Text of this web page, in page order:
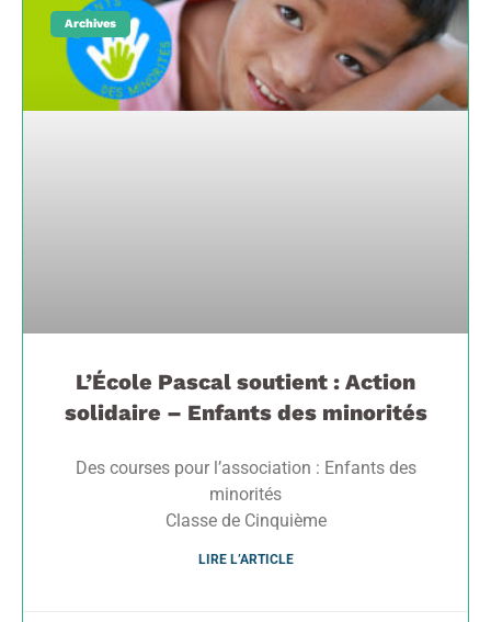
Archives
L’École Pascal soutient : Action
solidaire – Enfants des minorités
Des courses pour l’association : Enfants des
minorités
Classe de Cinquième
LIRE L’ARTICLE